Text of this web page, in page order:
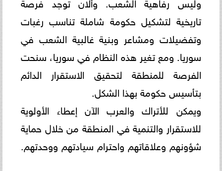
تاريخية لتشكيل حكومة شاملة تناسب رغبات
وتفضيلات ومشاعر ‏وبنية غالبية الشعب في
سوريا. ومع تغير هذه النظام في سوريا، سنحت
الفرصة للمنطقة لتحقيق الاستقرار الدائم
بتأسيس ‏حكومة بهذا الشكل. ‏‎
ويمكن للأتراك والعرب الآن إعطاء الأولوية
للاستقرار والتنمية في المنطقة من خلال حماية
شؤونهم وعلاقاتهم واحترام ‏سيادتهم ووحدتهم.